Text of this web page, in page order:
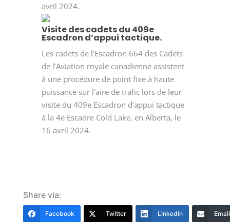
avril 2024.
Visite des cadets du 409e
Escadron d’appui tactique.
Les cadets de l’Escadron 664 des Cadets
de l’Aviation royale canadienne assistent
à une procédure de point fixe à haute
puissance sur l’aire de trafic lors de leur
visite du 409e Escadron d’appui tactique
à la 4e Escadre Cold Lake, en Alberta, le
16 avril 2024.
Share via:
Facebook Twitter LinkedIn Email